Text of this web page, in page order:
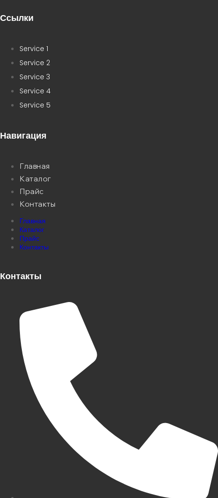
Ссылки
Service 1
Service 2
Service 3
Service 4
Service 5
Навигация
Главная
Каталог
Прайс
Контакты
Главная
Каталог
Прайс
Контакты
Контакты